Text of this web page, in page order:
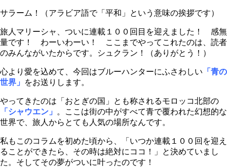
サラーム！（アラビア語で「平和」という意味の挨拶です）
旅人マリーシャ、ついに連載１００回目を迎えました！ 感無
量です！ わーいわーい！ ここまでやってこれたのは、読者
のみんながいたからです。シュクラン！（ありがとう！）
心より愛を込めて、今回はブルーハンターにふさわしい 「青の
世界」
をお送りします。
やってきたのは「おとぎの国」とも称されるモロッコ北部の
「シャウエン」
。ここは街の中がすべて青で覆われた幻想的な
世界で、旅人からとても人気の場所なんです。
私もこのコラムを初めた頃から、「いつか連載１００回を迎え
ることができたら、その時は絶対にココ！」と決めていまし
た。そしてその夢がついに叶ったのです！